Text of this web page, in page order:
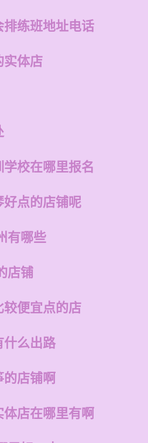
练班地址电话
实体店
校在哪里报名
点的店铺呢
有哪些
店铺
便宜点的店
什么出路
的店铺啊
店在哪里有啊